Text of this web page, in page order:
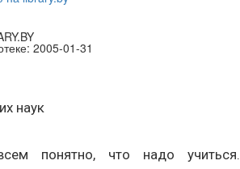
2005-01-31
наук
понятно, что надо учиться.